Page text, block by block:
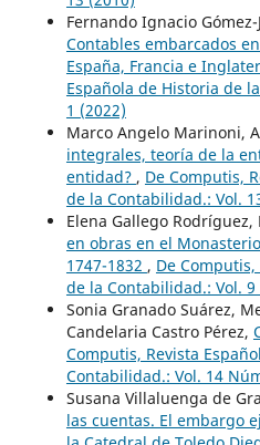
Fernando Ignacio
Contables embarcados
España, Francia e
Española de Historia de
1 (2022)
Marco Angelo Marinoni,
integrales, teoría de la
entidad? , De Computis,
de la Contabilidad.: Vol.
Elena Gallego Rodríguez,
en obras en el
1747-1832 , De
de la Contabilidad.: Vol.
Sonia Granado Suárez,
Candelaria Castro Pérez,
Computis, Revista
Contabilidad.: Vol. 14
Susana Villaluenga de
las cuentas. El embargo